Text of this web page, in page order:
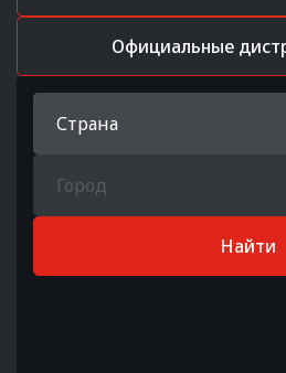
Официальные
Страна
Город
Найти